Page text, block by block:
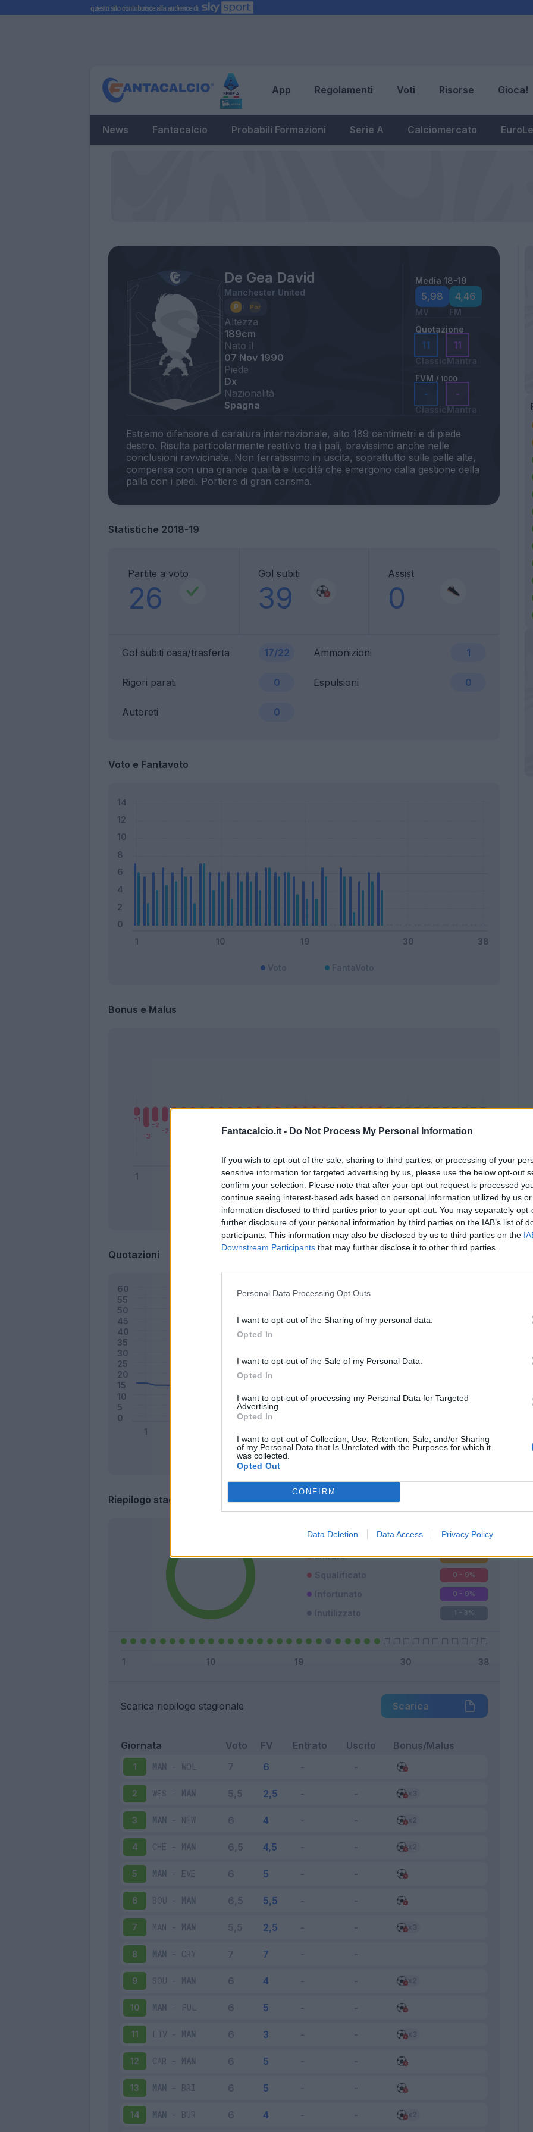
Fantacalcio.it - Do Not Process My Personal Information
If you wish to opt-out of the sale, sharing to third parties, or processing of your
sensitive information for targeted advertising by us, please use the below opt-out
confirm your selection. Please note that after your opt-out request is processed
continue seeing interest-based ads based on personal information utilized by us
information disclosed to third parties prior to your opt-out. You may separately
further disclosure of your personal information by third parties on the IAB’s list of
participants. This information may also be disclosed by us to third parties on the
Downstream Participants that may further disclose it to other third parties.
Personal Data Processing Opt Outs
I want to opt-out of the Sharing of my personal data.
Opted In
I want to opt-out of the Sale of my Personal Data.
Opted In
I want to opt-out of processing my Personal Data for Targeted
Advertising.
Opted In
I want to opt-out of Collection, Use, Retention, Sale, and/or Sharing
of my Personal Data that Is Unrelated with the Purposes for which it
was collected.
Opted Out
CONFIRM
Data Deletion Data Access Privacy Policy
App Regolamenti Voti Risorse Gioca!
News Fantacalcio Probabili Formazioni Serie A Calciomercato
De Gea David
Manchester United
Altezza
189cm
Nato il
07 Nov 1990
Piede
Dx
Nazionalità
Spagna
Media 18-19
5,98
MV
4,46
FM
Quotazione
11
Classic
11
Mantra
FVM / 1000
-
Classic
-
Mantra
Estremo difensore di caratura internazionale, alto 189 centimetri e di piede
destro. Risulta particolarmente reattivo tra i pali, bravissimo anche nelle
conclusioni ravvicinate. Non ferratissimo in uscita, soprattutto sulle palle alte,
compensa con una grande qualità e lucidità che emergono dalla gestione della
Statistiche 2018-19
Partite a voto
26
Gol subiti
39
Assist
0
Gol subiti casa/trasferta 17/22 Ammonizioni 1
Rigori parati 0 Espulsioni 0
Autoreti 0
Voto e Fantavoto
Bonus e Malus
Bonus Malus Presenze a voto
Quotazioni
Classic
Riepilogo stagione
Titolare 26 - 96%
Entrato 0 - 0%
Squalificato 0 - 0%
Infortunato 0 - 0%
Inutilizzato 1 - 3%
Scarica riepilogo stagionale Scarica
Giornata Voto FV Entrato Uscito Bonus/Malus
1 MAN - WOL
2 WES - MAN
3 MAN - NEW
4 CHE - MAN
5 MAN - EVE
6 BOU - MAN
7 MAN - MAN
8 MAN - CRY
9 SOU - MAN
10 MAN - FUL
11 LIV - MAN
12 CAR - MAN
13 MAN - BRI
14 MAN - BUR